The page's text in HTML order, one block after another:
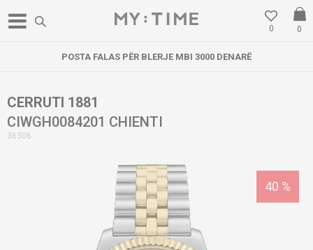
0
0
POSTA FALAS PËR BLERJE MBI 3000 DENARË
CERRUTI 1881
CIWGH0084201 CHIENTI
36306
40 %